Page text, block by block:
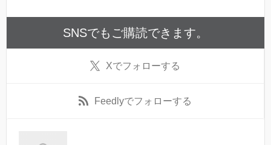
SNSでもご購読できます。
Xでフォローする
Feedlyでフォローする